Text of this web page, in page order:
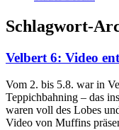
Schlagwort-
Velbert 6: Video
Vom 2. bis 5.8. war in
Teppichbahning – das
waren voll des Lobes
Video von Muffins